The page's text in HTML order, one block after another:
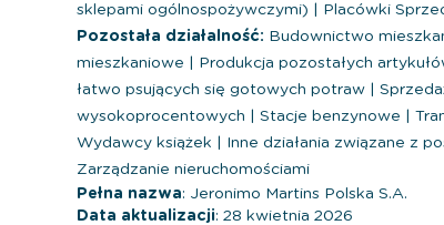
sklepami ogólnospożywczymi)
Placówki
Pozostała działalność: Budownictwo
mieszkaniowe
Produkcja pozostałych
łatwo psujących się gotowych potraw
wysokoprocentowych
Stacje benzynowe
Wydawcy książek
Inne działania związane z
Zarządzanie nieruchomościami
Pełna nazwa: Jeronimo Martins Polska S.A.
Data aktualizacji: 28 kwietnia 2026